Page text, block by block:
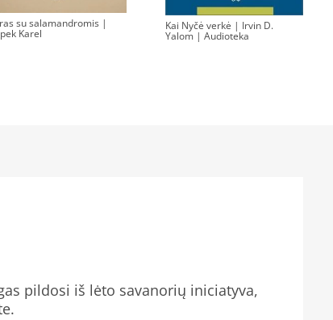
su salamandromis |
Karel
Kai Nyčė verkė | Irvin D.
Yalom | Audioteka
pildosi iš lėto savanorių iniciatyva,